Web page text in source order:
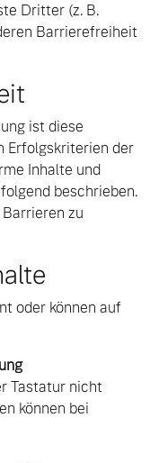
uns eine
und
Sie uns
unsere
Dritter (z. B.
Barrierefreiheit
ist diese
Erfolgskriterien der
Inhalte und
beschrieben.
zu
oder können auf
Tastatur nicht
können bei